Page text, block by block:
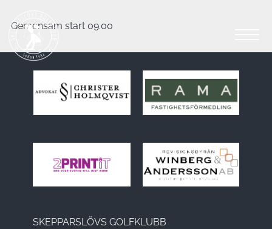
Gemensam start 09.00
SKEPPARSLÖVS GOLFKLUBB